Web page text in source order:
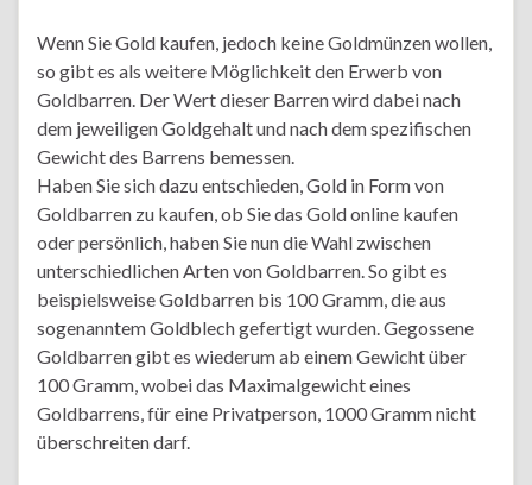
Wenn Sie Gold kaufen, jedoch keine Goldmünzen wollen,
so gibt es als weitere Möglichkeit den Erwerb von
Goldbarren. Der Wert dieser Barren wird dabei nach
dem jeweiligen Goldgehalt und nach dem spezifischen
Gewicht des Barrens bemessen.
Haben Sie sich dazu entschieden, Gold in Form von
Goldbarren zu kaufen, ob Sie das Gold online kaufen
oder persönlich, haben Sie nun die Wahl zwischen
unterschiedlichen Arten von Goldbarren. So gibt es
beispielsweise Goldbarren bis 100 Gramm, die aus
sogenanntem Goldblech gefertigt wurden. Gegossene
Goldbarren gibt es wiederum ab einem Gewicht über
100 Gramm, wobei das Maximalgewicht eines
Goldbarrens, für eine Privatperson, 1000 Gramm nicht
überschreiten darf.